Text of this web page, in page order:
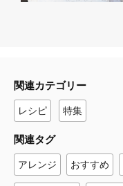
関連カテゴリー
レシピ 特集
関連タグ
アレンジ おすすめ